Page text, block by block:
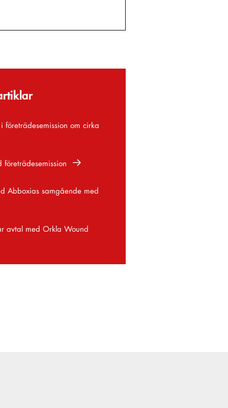
företrädesemission om cirka
Abboxias samgående med
avtal med Orkla Wound